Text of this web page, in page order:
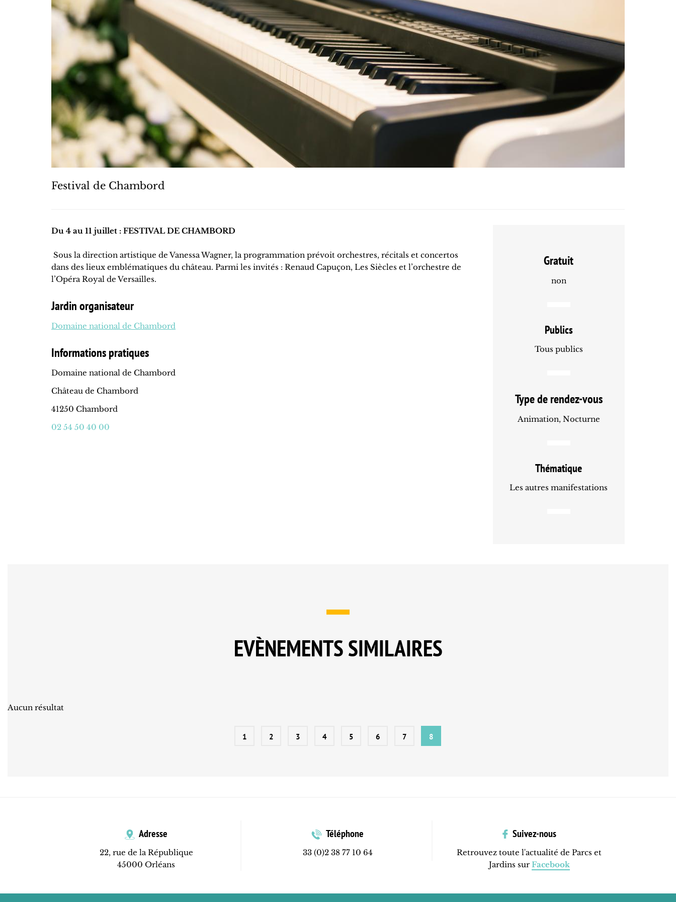
Festival de Chambord
Du 4 au 11 juillet : FESTIVAL DE CHAMBORD
Sous la direction artistique de Vanessa Wagner, la programmation prévoit orchestres, récitals et concertos
dans des lieux emblématiques du château. Parmi les invités : Renaud Capuçon, Les Siècles et l’orchestre de
l’Opéra Royal de Versailles.
Jardin organisateur
Domaine national de Chambord
Informations pratiques
Domaine national de Chambord
Château de Chambord
41250 Chambord
02 54 50 40 00
Gratuit
non
Publics
Tous publics
Type de rendez-vous
Animation, Nocturne
Thématique
Les autres manifestations
EVÈNEMENTS SIMILAIRES
Aucun résultat
1 2 3 4 5 6 7 8
Adresse
22, rue de la République
45000 Orléans
Téléphone
33 (0)2 38 77 10 64
Suivez-nous
Retrouvez toute l'actualité de Parcs et
Jardins sur Facebook